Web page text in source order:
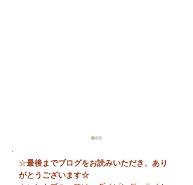
☆最後までブログをお読みいただき、あり
がとうございます☆